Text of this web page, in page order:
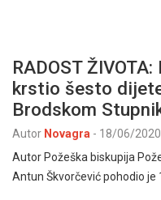
RADOST
krstio šesto
Brodskom
Autor Novagra - 18/06/2020
Autor Požeška biskupija
Antun Škvorčević pohodio je